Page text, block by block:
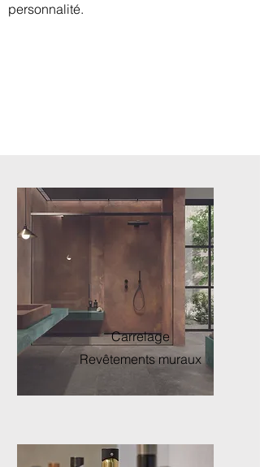
personnalité.
Carrelage
Revêtements muraux